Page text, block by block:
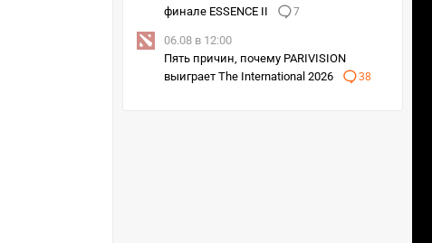
финале ESSENCE II
7
06.08 в 12:00
Пять причин, почему PARIVISION
выиграет The International 2026
38